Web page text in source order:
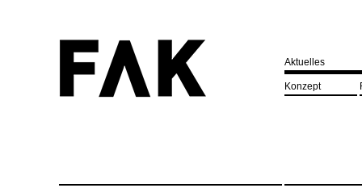
Aktuelles
Konzept